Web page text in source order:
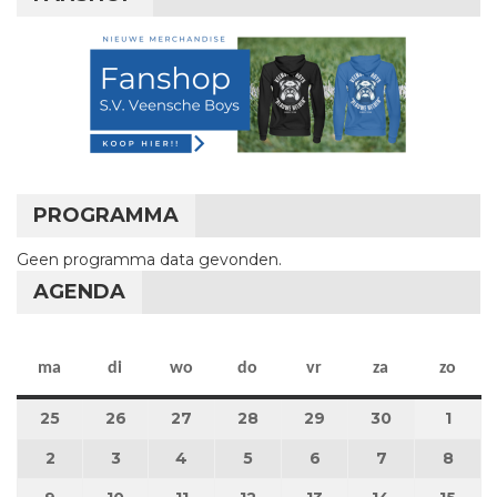
PROGRAMMA
Geen programma data gevonden.
AGENDA
ma maandag
di dinsdag
wo woensdag
do donderdag
vr vrijdag
za zaterdag
zo
25 25 november 2024
26 26 november 2024
27 27 november 2024
28 28 november 2024
29 29 november 2024
30 30 11
2 2 december 2024
3 3 december 2024
4 4 december 2024
5 5 december 2024
6 6 december 2024
7 7 december
8